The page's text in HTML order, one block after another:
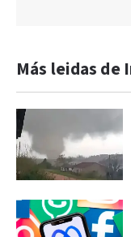
Más leidas de